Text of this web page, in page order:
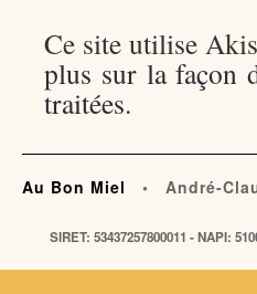
Ce site utilise
plus sur la façon
traitées.
Au Bon Miel
• André-
SIRET: 53437257800011 - NAPI: